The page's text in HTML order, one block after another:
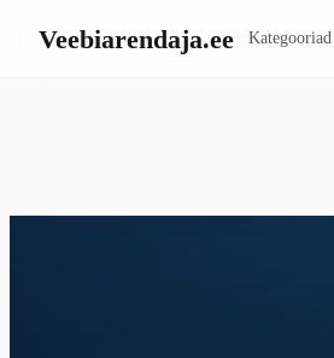
Veebiarendaja.ee Kategooriad